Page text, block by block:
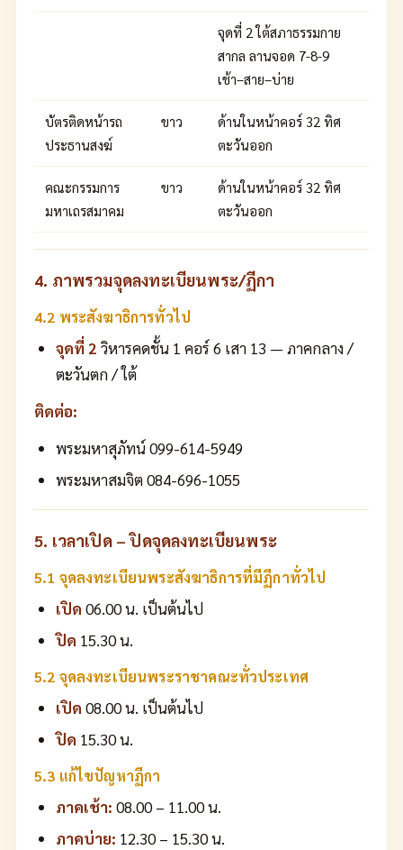
จุดที่ 2 ใต้สภาธรรมกาย
สากล ลานจอด 7-8-9
เช้า–สาย–บ่าย
บัตรติดหน้ารถ
ประธานสงฆ์
ขาว
ด้านในหน้าคอร์ 32 ทิศ
ตะวันออก
คณะกรรมการ
มหาเถรสมาคม
ขาว
ด้านในหน้าคอร์ 32 ทิศ
ตะวันออก
4. ภาพรวมจุดลงทะเบียนพระ/ฏีกา
4.2 พระสังฆาธิการทั่วไป
จุดที่ 2 วิหารคดชั้น 1 คอร์ 6 เสา 13 — ภาคกลาง /
ตะวันตก / ใต้
ติดต่อ:
พระมหาสุภัทน์ 099-614-5949
พระมหาสมจิต 084-696-1055
5. เวลาเปิด – ปิดจุดลงทะเบียนพระ
5.1 จุดลงทะเบียนพระสังฆาธิการที่มีฏีกาทั่วไป
เปิด 06.00 น. เป็นต้นไป
ปิด 15.30 น.
5.2 จุดลงทะเบียนพระราชาคณะทั่วประเทศ
เปิด 08.00 น. เป็นต้นไป
ปิด 15.30 น.
5.3 แก้ไขปัญหาฏีกา
ภาคเช้า: 08.00 – 11.00 น.
ภาคบ่าย: 12.30 – 15.30 น.